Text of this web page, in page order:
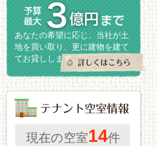
あなたの希望に応じ、当社が土
地を買い取り、更に建物を建て
てお貸しします。
現在の空室14件